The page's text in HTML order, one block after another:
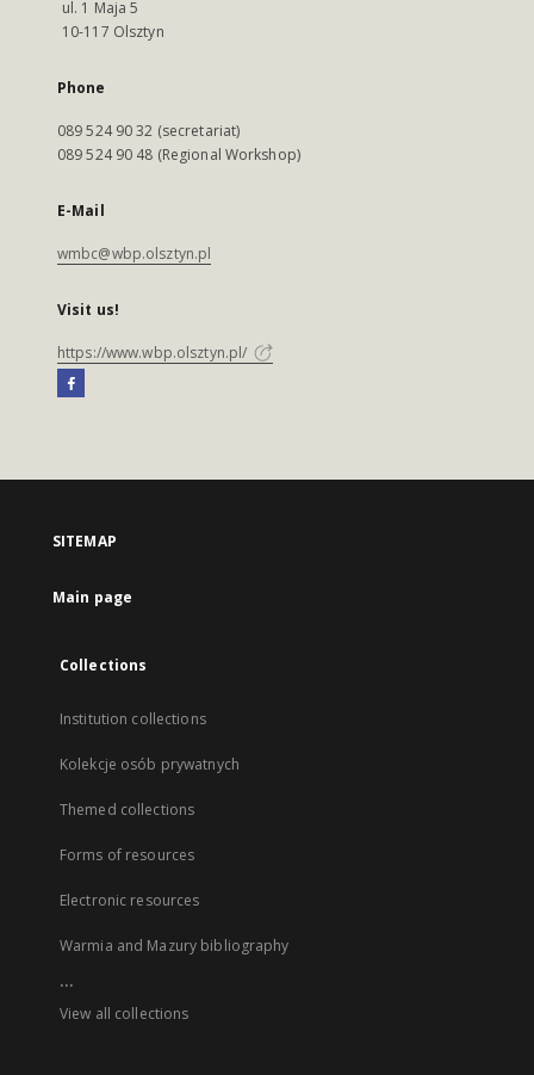
ul. 1 Maja 5
10-117 Olsztyn
Phone
089 524 90 32 (secretariat)
089 524 90 48 (Regional Workshop)
E-Mail
wmbc@wbp.olsztyn.pl
Visit us!
https://www.wbp.olsztyn.pl/
SITEMAP
Main page
Collections
Institution collections
Kolekcje osób prywatnych
Themed collections
Forms of resources
Electronic resources
Warmia and Mazury bibliography
...
View all collections